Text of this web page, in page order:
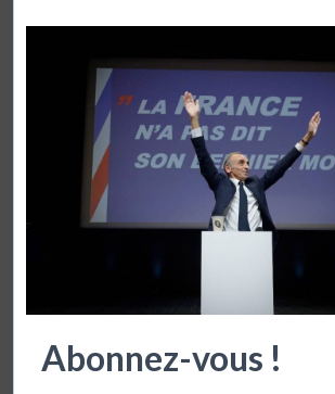
Enregistrer mon nom, mon mail, mon
ce navigateur pour la prochaine fois où je
Abonnez-vous !